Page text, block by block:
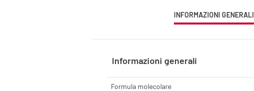
CURRENT
TAB:
INFORMAZIONI GENERALI
Informazioni generali
Formula molecolare